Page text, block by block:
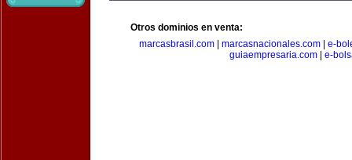
Otros dominios en venta:
marcasbrasil.com| marcasnacionales.com| e-
guiaempresaria.com
e-